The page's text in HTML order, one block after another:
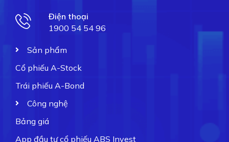
Điện thoại
1900 54 54 96
Sản phẩm
Cổ phiếu A-Stock
Trái phiếu A-Bond
Công nghệ
Bảng giá
App đầu tư cổ phiếu ABS Invest